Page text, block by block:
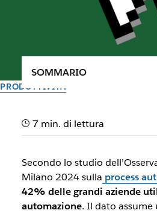
PRODUTTIVITÀ
Scopri come
l’efficienza
Come i sistemi di automazione dei
aumentare l'efficienza in azienda:
SOMMARIO
7 min. di lettura
Secondo lo studio
Milano 2024 sulla process
42% delle grandi aziende
automazione. Il dato